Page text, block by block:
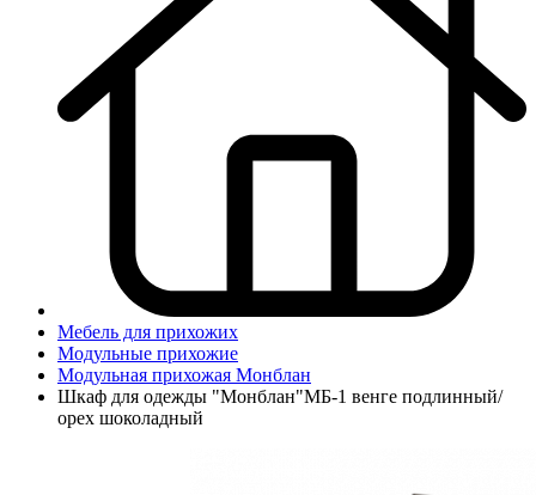
Мебель для прихожих
Модульные прихожие
Модульная прихожая Монблан
Шкаф для одежды "Монблан"МБ-1 венге подлинный/
орех шоколадный